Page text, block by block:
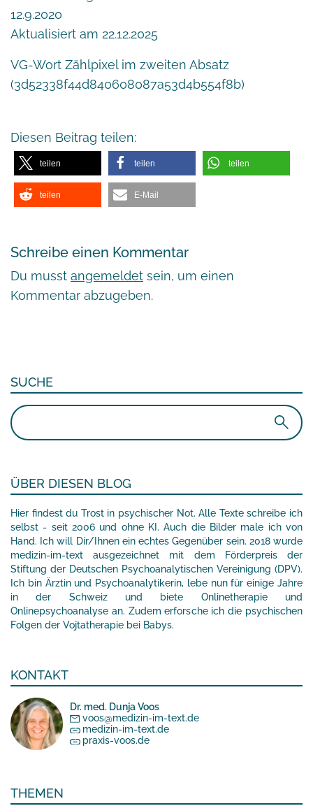
12.9.2020
Aktualisiert am 22.12.2025
VG-Wort Zählpixel im zweiten Absatz
(3d52338f44d840608087a53d4b554f8b)
Diesen Beitrag teilen:
teilen teilen teilen
teilen E-Mail
Schreibe einen Kommentar
Du musst angemeldet sein, um einen
Kommentar abzugeben.
SUCHE
Suchen
nach:
ÜBER DIESEN BLOG
Hier findest du Trost in psychischer Not. Alle Texte schreibe ich
selbst - seit 2006 und ohne KI. Auch die Bilder male ich von
Hand. Ich will Dir/Ihnen ein echtes Gegenüber sein. 2018 wurde
medizin-im-text ausgezeichnet mit dem Förderpreis der
Stiftung der Deutschen Psychoanalytischen Vereinigung (DPV).
Ich bin Ärztin und Psychoanalytikerin, lebe nun für einige Jahre
in der Schweiz und biete Onlinetherapie und
Onlinepsychoanalyse an. Zudem erforsche ich die psychischen
Folgen der Vojtatherapie bei Babys.
KONTAKT
Dr. med. Dunja Voos
voos@medizin-im-text.de
medizin-im-text.de
praxis-voos.de
THEMEN